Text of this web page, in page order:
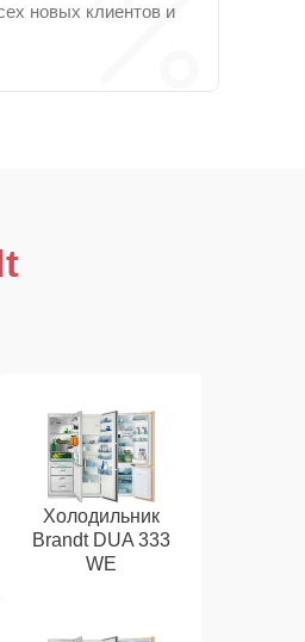
новых клиентов и
Холодильник
Brandt DUA 333
WE